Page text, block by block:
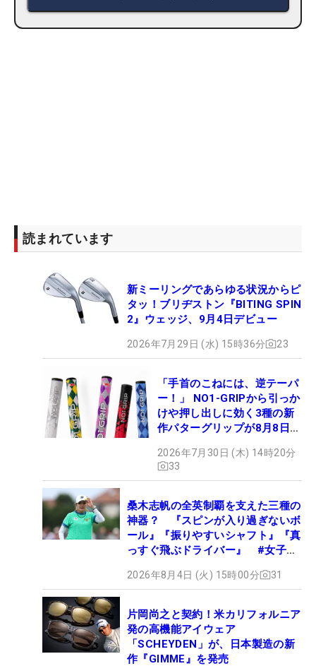
読まれています
新ミーリングであらゆる状況からピ
タッ！ブリヂストン『BITING SPIN
2』ウェッジ、9月4日デビュー
2026年7月29日 (水) 15時36分 23
「手首のこねには、逆テーパ
ー！」 NO1-GRIPから引っか
けや押し出しに効く3種の新
作パターグリップが8月8日デ
2026年7月30日 (木) 14時20分
33
桑木志帆の全英制覇を支えた三種の
神器？ 『スピンが入り過ぎないボ
ール』『振りやすいシャフト』『真
っすぐ飛ぶドライバー』 #女子プ
2026年8月4日 (火) 15時00分 31
片岡尚之と契約！米カリフォルニア
発の高機能アイウェア
「SCHEYDEN」が、日本製造の新
作『GIMME』を発売